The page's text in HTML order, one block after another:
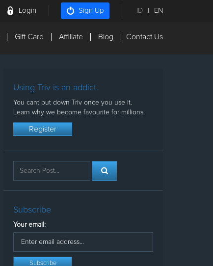
Login Sign Up ID | EN
Gift Card Affiliate Blog Contact Us
Using Triv is an addict.
You cant put down Triv once you use it.
Learn why we become favourite for millions.
Register
Subscribe
Your email: